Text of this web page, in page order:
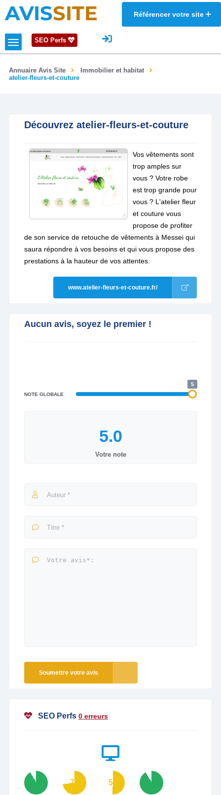
AVISSITE Référencer votre site
SEO Perfs
Annuaire Avis Site
Immobilier et habitat
atelier-fleurs-et-couture
Découvrez atelier-fleurs-et-couture
Vos vêtements sont
trop amples sur
vous ? Votre robe
est trop grande pour
vous ? L'atelier fleur
et couture vous
propose de profiter
de son service de retouche de vêtements à Messei qui
saura répondre à vos besoins et qui vous propose des
prestations à la hauteur de vos attentes.
www.atelier-fleurs-et-couture.fr/
Aucun avis, soyez le premier !
NOTE GLOBALE
5
Votre note
Soumettre votre avis
SEO Perfs 0 erreurs
92 73 51 92